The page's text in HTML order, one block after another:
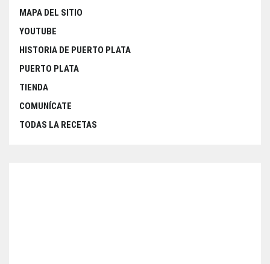
MAPA DEL SITIO
YOUTUBE
HISTORIA DE PUERTO PLATA
PUERTO PLATA
TIENDA
COMUNÍCATE
TODAS LA RECETAS